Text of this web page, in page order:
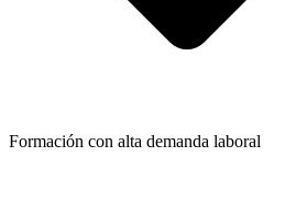
Formación con alta demanda laboral